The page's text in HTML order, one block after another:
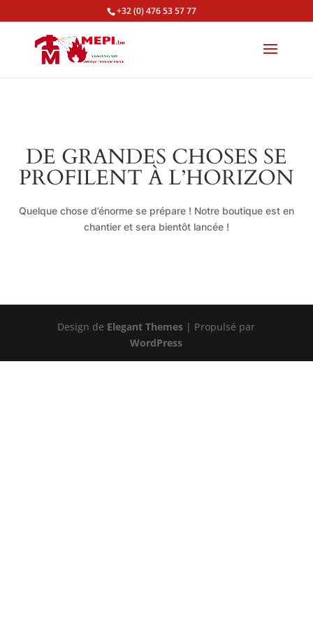
+32 (0) 476 53 57 77
DE GRANDES CHOSES SE
PROFILENT À L’HORIZON
Quelque chose d’énorme se prépare ! Notre boutique est en
chantier et sera bientôt lancée !
Design de Elegant Themes | Propulsé par
WordPress